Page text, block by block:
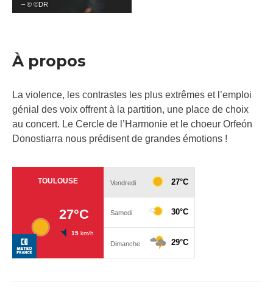
– © ©DR
À propos
La violence, les contrastes les plus extrêmes et l’emploi
génial des voix offrent à la partition, une place de choix
au concert. Le Cercle de l’Harmonie et le choeur Orfeón
Donostiarra nous prédisent de grandes émotions !